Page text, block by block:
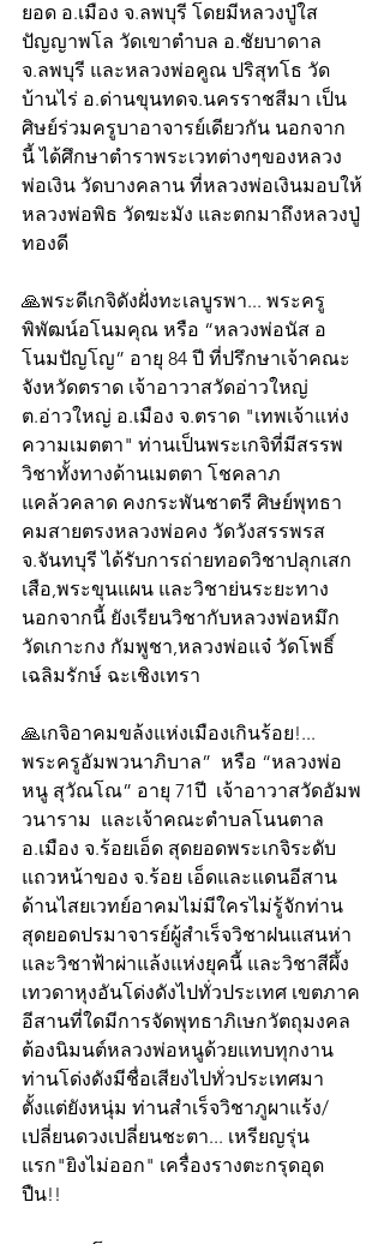
ยอด อ.เมือง จ.ลพบุรี โดยมีหลวงปู่ใส
ปัญญาพโล วัดเขาตำบล อ.ชัยบาดาล
จ.ลพบุรี และหลวงพ่อคูณ ปริสุทโธ วัด
บ้านไร่ อ.ด่านขุนทดจ.นครราชสีมา เป็น
ศิษย์ร่วมครูบาอาจารย์เดียวกัน นอกจาก
นี้ ได้ศึกษาตำราพระเวทต่างๆของหลวง
พ่อเงิน วัดบางคลาน ที่หลวงพ่อเงินมอบให้
หลวงพ่อพิธ วัดฆะมัง และตกมาถึงหลวงปู่
ทองดี
🙏พระดีเกจิดังฝั่งทะเลบูรพา... พระครู
พิพัฒน์อโนมคุณ หรือ “หลวงพ่อนัส อ
โนมปัญโญ” อายุ 84 ปี ที่ปรึกษาเจ้าคณะ
จังหวัดตราด เจ้าอาวาสวัดอ่าวใหญ่
ต.อ่าวใหญ่ อ.เมือง จ.ตราด "เทพเจ้าแห่ง
ความเมตตา" ท่านเป็นพระเกจิที่มีสรรพ
วิชาทั้งทางด้านเมตตา โชคลาภ
แคล้วคลาด คงกระพันชาตรี ศิษย์พุทธา
คมสายตรงหลวงพ่อคง วัดวังสรรพรส
จ.จันทบุรี ได้รับการถ่ายทอดวิชาปลุกเสก
เสือ,พระขุนแผน และวิชาย่นระยะทาง
นอกจากนี้ ยังเรียนวิชากับหลวงพ่อหมึก
วัดเกาะกง กัมพูชา,หลวงพ่อแจ๋ วัดโพธิ์
เฉลิมรักษ์ ฉะเชิงเทรา
🙏เกจิอาคมขล้งแห่งเมืองเกินร้อย!...
พระครูอัมพวนาภิบาล”  หรือ “หลวงพ่อ
หนู สุวัณโณ” อายุ 71ปี  เจ้าอาวาสวัดอัมพ
วนาราม  และเจ้าคณะตำบลโนนตาล
อ.เมือง จ.ร้อยเอ็ด สุดยอดพระเกจิระดับ
แถวหน้าของ จ.ร้อย เอ็ดและแดนอีสาน
ด้านไสยเวทย์อาคมไม่มีใครไม่รู้จักท่าน
สุดยอดปรมาจารย์ผู้สำเร็จวิชาฝนแสนห่า
และวิชาฟ้าผ่าแล้งแห่งยุคนี้ และวิชาสีผึ้ง
เทวดาหุงอันโด่งดังไปทั่วประเทศ เขตภาค
อีสานที่ใดมีการจัดพุทธาภิเษกวัตถุมงคล
ต้องนิมนต์หลวงพ่อหนูด้วยแทบทุกงาน
ท่านโด่งดังมีชื่อเสียงไปทั่วประเทศมา
ตั้งแต่ยังหนุ่ม ท่านสำเร็จวิชาภูผาแร้ง/
เปลี่ยนดวงเปลี่ยนชะตา... เหรียญรุ่น
แรก"ยิงไม่ออก" เครื่องรางตะกรุดอุด
ปืน!!